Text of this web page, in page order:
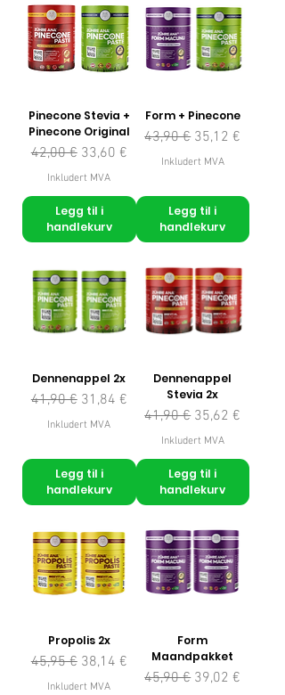
Pinecone Stevia +
Pinecone Original
Vanlig pris
42,00 € Salgspris
33,60 €
Inkludert MVA
Legg til i
handlekurv
Form + Pinecone
Vanlig pris
43,90 € Salgspris
35,12 €
Inkludert MVA
Legg til i
handlekurv
Dennenappel 2x
Vanlig pris
41,90 € Salgspris
31,84 €
Inkludert MVA
Legg til i
handlekurv
Dennenappel
Stevia 2x
Vanlig pris
41,90 € Salgspris
35,62 €
Inkludert MVA
Legg til i
handlekurv
Propolis 2x
Vanlig pris
45,95 € Salgspris
38,14 €
Inkludert MVA
Form
Maandpakket
Vanlig pris
45,90 € Salgspris
39,02 €